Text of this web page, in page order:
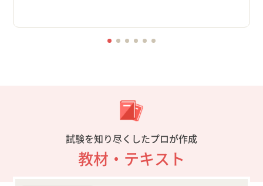
試験を知り尽くしたプロが作成
教材・テキスト